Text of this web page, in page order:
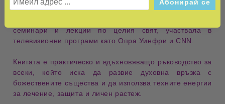
ясновидка, световно признат експерт поангелите,
семинари и лекции по целия свят, участвала в
телевизионни програми като Опра Уинфри и CNN.
Книгата е практическо и вдъхновяващо ръководство за
всеки, който иска да развие духовна връзка с
божествените същества и да използва технитеенергии
за лечение, защита и личен растеж